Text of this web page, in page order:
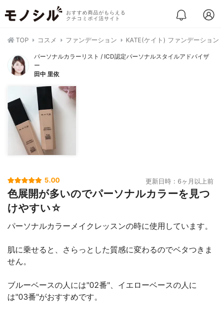
おすすめ商品がもらえる
クチコミポイ活サイト
TOP コスメ ファンデーション KATE(ケイト) ファンデーショ
パーソナルカラーリスト / ICD認定パーソナルスタイルアドバイザ
ー
田中 里依
5.00 更新日時：6ヶ月以上前
色展開が多いのでパーソナルカラーを見つ
けやすい☆
パーソナルカラーメイクレッスンの時に使用しています。
肌に乗せると、さらっとした質感に変わるのでベタつきま
せん。
ブルーベースの人には"02番"、イエローベースの人に
は"03番"がおすすめです。